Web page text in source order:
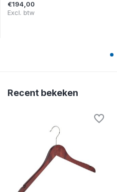
€194,00
Excl. btw
Recent bekeken